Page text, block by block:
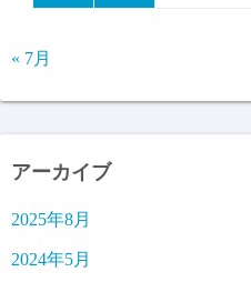
« 7月
アーカイブ
2025年8月
2024年5月